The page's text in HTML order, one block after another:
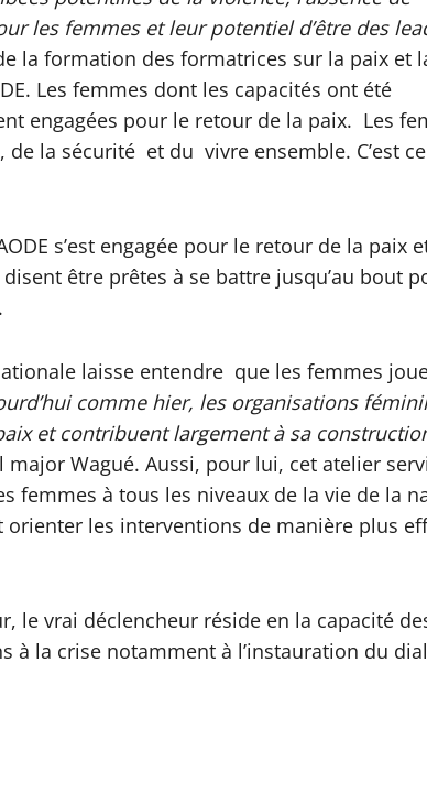
les femmes et leur potentiel d’être des
la formation des formatrices sur la paix et
Les femmes dont les capacités ont été
engagées pour le retour de la paix. Les
la sécurité et du vivre ensemble. C’est
s’est engagée pour le retour de la paix
être prêtes à se battre jusqu’au bout
laisse entendre que les femmes
comme hier, les organisations
et contribuent largement à sa
Wagué. Aussi, pour lui, cet atelier
femmes à tous les niveaux de la vie de la
orienter les interventions de manière plus
le vrai déclencheur réside en la capacité
à la crise notamment à l’instauration du